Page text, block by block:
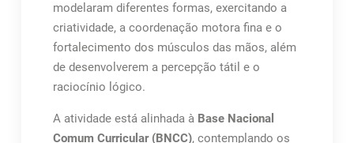
modelaram diferentes formas, exercitando a
criatividade, a coordenação motora fina e o
fortalecimento dos músculos das mãos, além
de desenvolverem a percepção tátil e o
raciocínio lógico.
A atividade está alinhada à Base Nacional
Comum Curricular (BNCC), contemplando os